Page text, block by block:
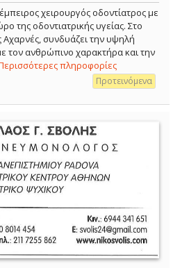
χειρουργός οδοντίατρος με
της οδοντιατρικής υγείας. Στο
Αχαρνές, συνδυάζει την υψηλή
τον ανθρώπινο χαρακτήρα και την
πληροφορίες
Προτεινόμενα